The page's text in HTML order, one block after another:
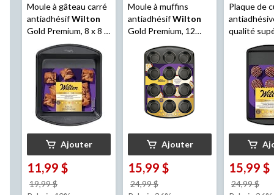
Moule à gâteau carré
antiadhésifWilton
Gold Premium, 8 x 8 x
Ajouter
11,99 $
19,99 $
Moule à muffins
antiadhésifWilton
Gold Premium, 12
Ajouter
15,99 $
24,99 $
Plaque de
qualité
Or,
15,99 $
24,99 $